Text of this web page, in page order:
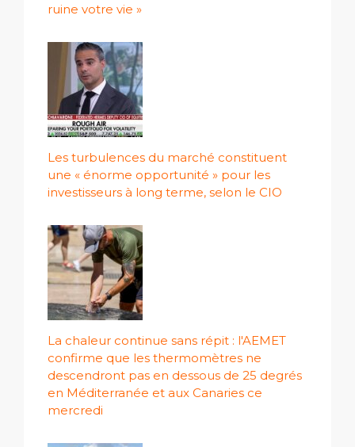
ruine votre vie »
Les turbulences du marché constituent
une « énorme opportunité » pour les
investisseurs à long terme, selon le CIO
La chaleur continue sans répit : l'AEMET
confirme que les thermomètres ne
descendront pas en dessous de 25 degrés
en Méditerranée et aux Canaries ce
mercredi